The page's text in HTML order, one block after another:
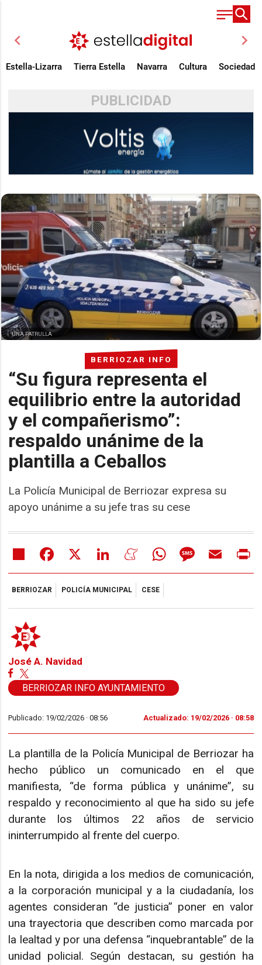
chevron_left chevron_right
Estella-Lizarra Tierra Estella Navarra Cultura Sociedad
PUBLICIDAD
BERRIOZAR INFO
“Su figura representa el
equilibrio entre la autoridad
y el compañerismo”:
respaldo unánime de la
plantilla a Ceballos
La Policía Municipal de Berriozar expresa su
apoyo unánime a su jefe tras su cese
UNA PATRULLA
Share Facebook LinkedIn MeneameWhatsAppMessageEmail
BERRIOZAR POLICÍA MUNICIPAL CESE
José A. Navidad
BERRIOZAR INFO AYUNTAMIENTO
Publicado: 19/02/2026 ·08:56 Actualizado: 19/02/2026 · 08:58
La plantilla de la Policía Municipal de Berriozar ha
hecho público un comunicado en el que
manifiesta, “de forma pública y unánime”, su
respaldo y reconocimiento al que ha sido su jefe
durante los últimos 22 años de servicio
ininterrumpido al frente del cuerpo.
En la nota, dirigida a los medios de comunicación,
a la corporación municipal y a la ciudadanía, los
agentes consideran “de justicia” poner en valor
una trayectoria que describen como marcada por
la lealtad y por una defensa “inquebrantable” de la
unidad policial. Según destacan, su gestión ha